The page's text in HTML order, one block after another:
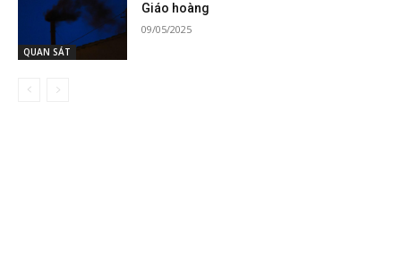
QUAN SÁT
Giáo hoàng
09/05/2025